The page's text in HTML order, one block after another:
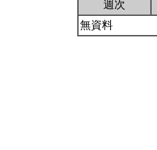
週次
無資料